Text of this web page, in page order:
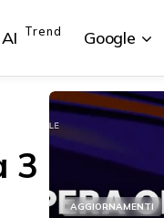
AI Trend Google
3
AGGIORNAMENTI